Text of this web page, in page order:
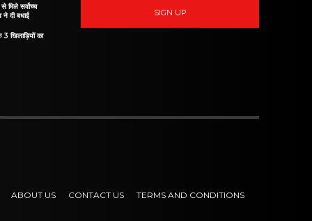
से मिले सर्वोच्च
ने दी बधाई
खिलाड़ियों का
SIGN UP
ABOUT US CONTACT US TERMS AND CONDITIONS